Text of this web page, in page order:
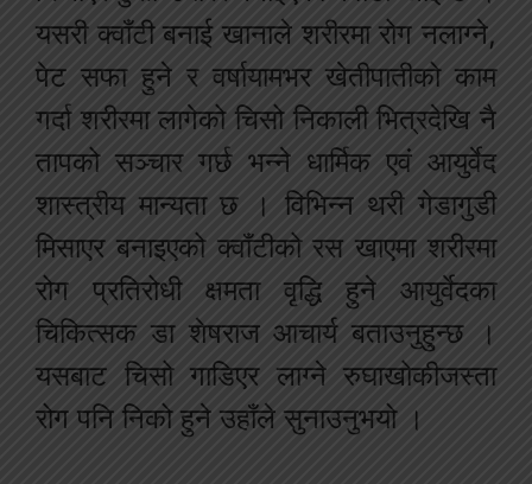
यसरी क्वाँटी बनाई खानाले शरीरमा रोग नलाग्ने,
पेट सफा हुने र वर्षायामभर खेतीपातीको काम
गर्दा शरीरमा लागेको चिसो निकाली भित्रदेखि नै
तापको सञ्चार गर्छ भन्ने धार्मिक एवं आयुर्वेद
शास्त्रीय मान्यता छ । विभिन्न थरी गेडागुडी
मिसाएर बनाइएको क्वाँटीको रस खाएमा शरीरमा
रोग प्रतिरोधी क्षमता वृद्धि हुने आयुर्वेदका
चिकित्सक डा शेषराज आचार्य बताउनुहु्न्छ ।
यसबाट चिसो गाडिएर लाग्ने रुघाखोकीजस्ता
रोग पनि निको हुने उहाँले सुनाउनुभयो ।